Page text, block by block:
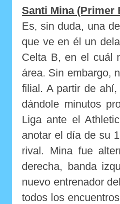
Santi Mina (Primer
Es, sin duda, una
que ve en él un
Celta B, en el cuál
área. Sin embargo,
filial. A partir de
dándole minutos
Liga ante el
anotar el día de su
rival. Mina fue
derecha, banda
nuevo entrenador
todos los